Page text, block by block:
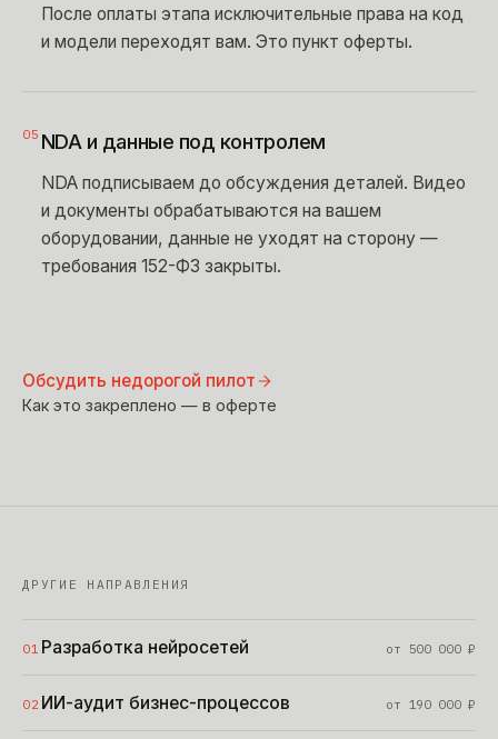
После оплаты этапа исключительные права на код
и модели переходят вам. Это пункт оферты.
05 NDA и данные под контролем
NDA подписываем до обсуждения деталей. Видео
и документы обрабатываются на вашем
оборудовании, данные не уходят на сторону —
требования 152-ФЗ закрыты.
Обсудить недорогой пилот
Как это закреплено — в оферте
ДРУГИЕ НАПРАВЛЕНИЯ
01 Разработка нейросетей от 500 000₽
02 ИИ-аудит бизнес-процессов от 190 000₽